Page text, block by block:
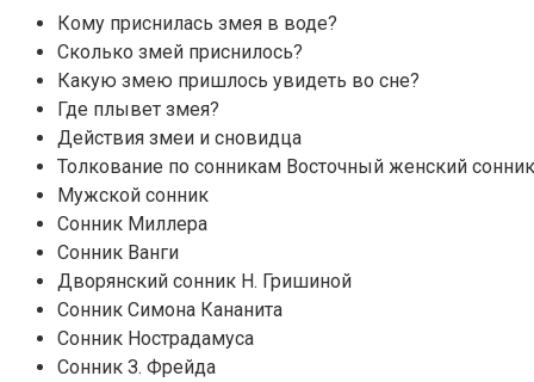
Кому приснилась змея в воде?
Сколько змей приснилось?
Какую змею пришлось увидеть во сне?
Где плывет змея?
Действия змеи и сновидца
Толкование по сонникам Восточный женский сонник
Мужской сонник
Сонник Миллера
Сонник Ванги
Дворянский сонник Н. Гришиной
Сонник Симона Кананита
Сонник Нострадамуса
Сонник З. Фрейда